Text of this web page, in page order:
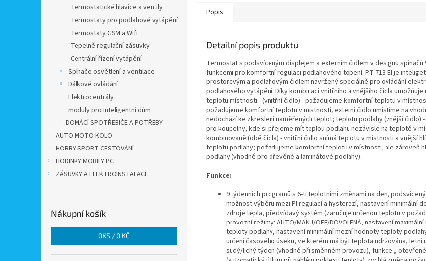
Termostatické hlavice a ventily
Termostaty pro podlahové vytápění
Termostaty GSM a Wifi
Tepelně regulační zásuvky
Centrální řízení vytápění
Spínače osvětlení a ventilace
Dálkové ovládání
Elektrocentrály
moduly pro inteligentní dům
DOMÁCÍ SPOTŘEBIČE A POTŘEBY
AUTO MOTO KOLO
HOBBY SPORT CESTOVÁNÍ
HODINKY MOBILY PC
ZÁSUVKY A ELEKTROINSTALACE
Nákupní košík
0KS / 0 KČ
Popis
Detailní popis produktu
Termostat s podsvíceným displejem a externím čidlem v designu spínačů
funkcemi pro komfortní regulaci podlahového topení. PT 713-EI je
prostorovým a podlahovým čidlem navržený speciálně pro ovládání
podlahového vytápění. Díky kombinaci vnitřního a vnějšího čidla umožňuje
teplotu místnosti - (vnitřní čidlo) - požadujeme komfortní teplotu v
požadujeme komfortní teplotu v místnosti, externí čidlo umístíme na
nedochází ke zkreslení naměřených teplot; teplotu podlahy (vnější čidlo) -
pro koupelny, kde si přejeme mít teplou podlahu nezávisle na teplotě v
kombinovaně (obě čidla) - vnitřní čidlo snímá teplotu v místnosti a vnější
teplotu podlahy; požadujeme komfortní teplotu v místnosti, ale zároveň
podlahy (vhodné pro dřevěné a laminátové podlahy).
Funkce:
9 týdenních programů s 6-ti teplotními změnami na den,
možnost výběru mezi PI regulací a hysterezí, nastavení minimální
zdroje tepla, předvídavý systém (zaručuje určenou teplotu v
provozní režimy: AUTO/MANU/OFF/DOVOLENÁ, nastavení
teploty podlahy, nastavení minimální mezní hodnoty teploty
určení časového úseku, ve kterém má být teplota udržována, letní
sudý/lichý týden (vhodné při směnném provozu), funkce „